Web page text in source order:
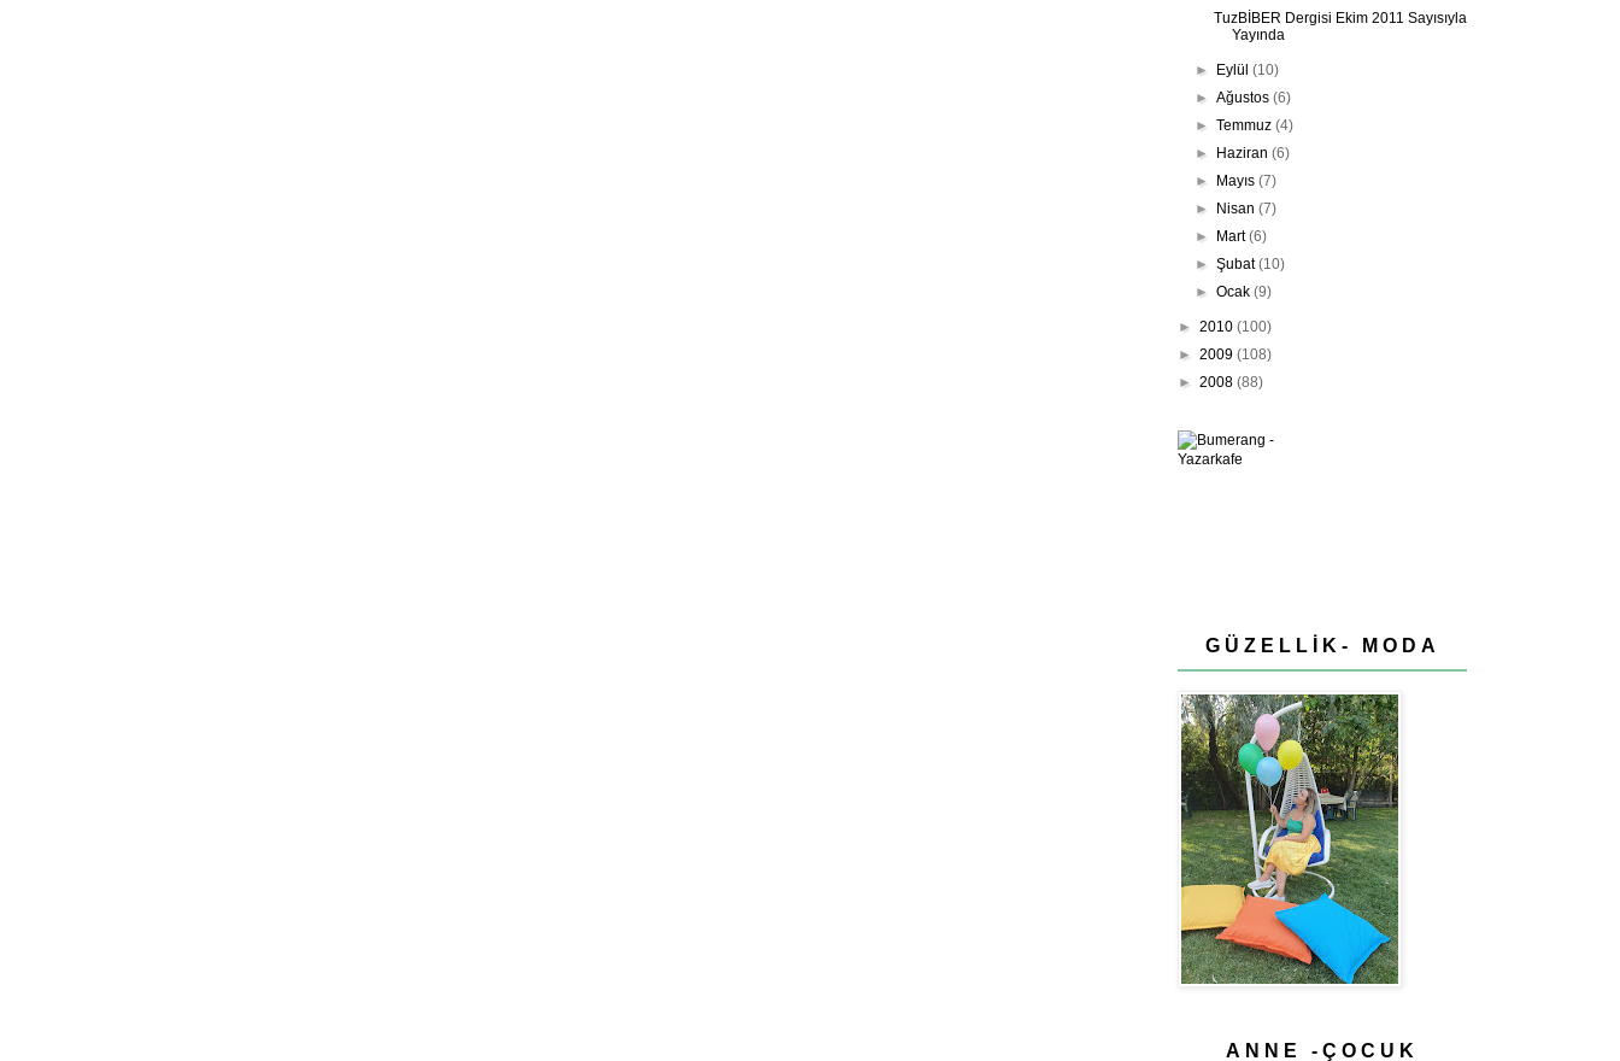
TuzBİBER Dergisi Ekim 2011 Sayısıyla
Yayında
► Eylül(10)
►Ağustos(6)
►Temmuz(4)
► Haziran(6)
► Mayıs(7)
► Nisan(7)
► Mart(6)
►Şubat(10)
►Ocak(9)
► 2010 (100)
► 2009 (108)
► 2008 (88)
GÜZELLİK- MODA
ANNE -ÇOCUK